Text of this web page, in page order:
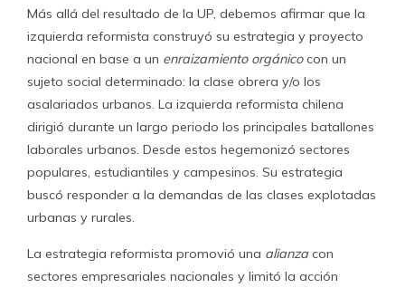
Más allá del resultado de la UP, debemos afirmar que la
izquierda reformista construyó su estrategia y proyecto
nacional en base a un enraizamiento orgánicocon un
sujeto social determinado: la clase obrera y/o los
asalariados urbanos. La izquierda reformista chilena
dirigió durante un largo periodo los principales batallones
laborales urbanos. Desde estos hegemonizó sectores
populares, estudiantiles y campesinos. Su estrategia
buscó responder a la demandas de las clases explotadas
urbanas y rurales.
La estrategia reformista promovió una alianzacon
sectores empresariales nacionales y limitó la acción